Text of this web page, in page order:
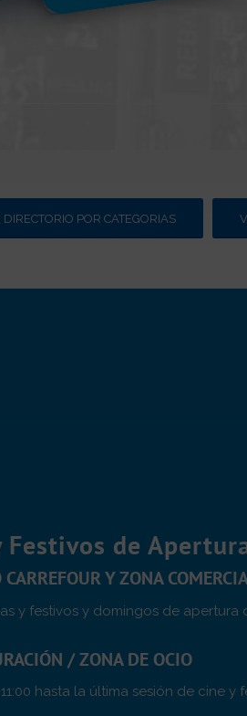
DIRECTORIO POR CATEGORIAS
Festivos de
Y ZONA
y festivos y domingos de apertura
/ ZONA DE OCIO
hasta la última sesión de cine